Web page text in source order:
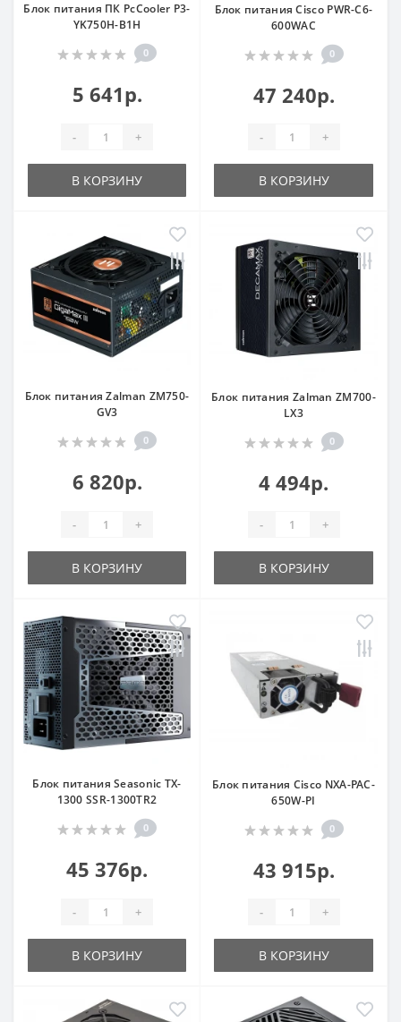
Блок питания ПК PcCooler P3-
YK750H-B1H
0
5 641р.
- +
В КОРЗИНУ
Блок питания Cisco PWR-C6-
600WAC
0
47 240р.
- +
В КОРЗИНУ
Блок питания Zalman ZM750-
GV3
0
6 820р.
- +
В КОРЗИНУ
Блок питания Zalman ZM700-
LX3
0
4 494р.
- +
В КОРЗИНУ
Блок питания Seasonic TX-
1300 SSR-1300TR2
0
45 376р.
- +
В КОРЗИНУ
Блок питания Cisco NXA-PAC-
650W-PI
0
43 915р.
- +
В КОРЗИНУ